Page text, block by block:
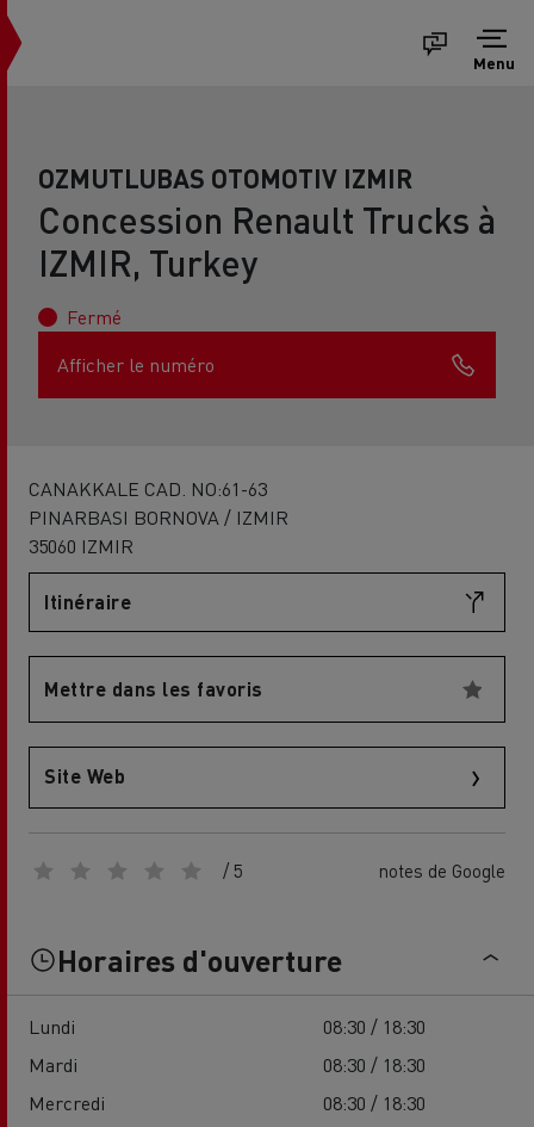
Menu
OZMUTLUBAS OTOMOTIV IZMIR
Concession Renault Trucks à
IZMIR, Turkey
Fermé
Afficher le numéro
CANAKKALE CAD. NO:61-63
PINARBASI BORNOVA / IZMIR
35060 IZMIR
Itinéraire
Mettre dans les favoris
Site Web
/ 5 notes de Google
Horaires d'ouverture
Lundi
08:30 / 18:30
Mardi
08:30 / 18:30
Mercredi
08:30 / 18:30